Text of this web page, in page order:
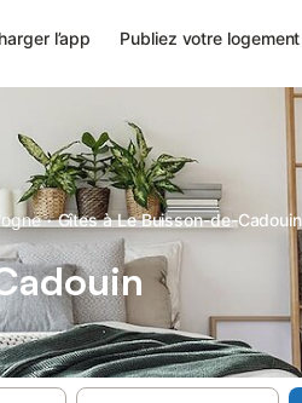
l’app Publiez votre logement
· Gîtes à Le Buisson-de-Cadouin